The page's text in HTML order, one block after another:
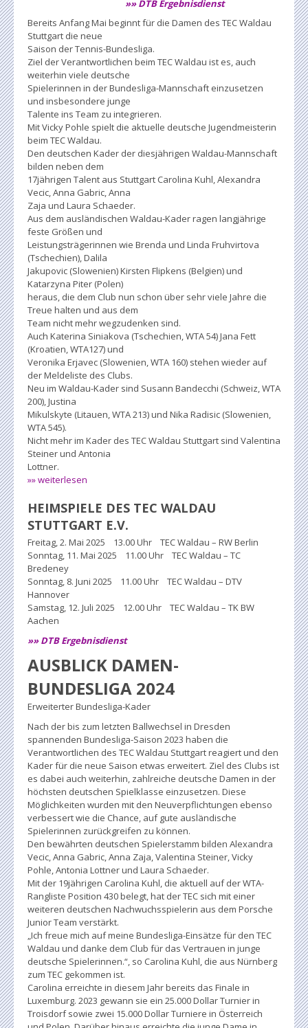
»» DTB Ergebnisdienst
Bereits Anfang Mai beginnt für die Damen des TEC Waldau
Stuttgart die neue
Saison der Tennis-Bundesliga.
Ziel der Verantwortlichen beim TEC Waldau ist es, auch
weiterhin viele deutsche
Spielerinnen in der Bundesliga-Mannschaft einzusetzen
und insbesondere junge
Talente ins Team zu integrieren.
Mit Vicky Pohle spielt die aktuelle deutsche Jugendmeisterin
beim TEC Waldau.
Den deutschen Kader der diesjährigen Waldau-Mannschaft
bilden neben dem
17jährigen Talent aus Stuttgart Carolina Kuhl, Alexandra
Vecic, Anna Gabric, Anna
Zaja und Laura Schaeder.
Aus dem ausländischen Waldau-Kader ragen langjährige
feste Größen und
Leistungsträgerinnen wie Brenda und Linda Fruhvirtova
(Tschechien), Dalila
Jakupovic (Slowenien) Kirsten Flipkens (Belgien) und
Katarzyna Piter (Polen)
heraus, die dem Club nun schon über sehr viele Jahre die
Treue halten und aus dem
Team nicht mehr wegzudenken sind.
Auch Katerina Siniakova (Tschechien, WTA 54) Jana Fett
(Kroatien, WTA127) und
Veronika Erjavec (Slowenien, WTA 160) stehen wieder auf
der Meldeliste des Clubs.
Neu im Waldau-Kader sind Susann Bandecchi (Schweiz, WTA
200), Justina
Mikulskyte (Litauen, WTA 213) und Nika Radisic (Slowenien,
WTA 545).
Nicht mehr im Kader des TEC Waldau Stuttgart sind Valentina
Steiner und Antonia
Lottner.
»» weiterlesen
HEIMSPIELE DES TEC WALDAU
STUTTGART E.V.
Freitag, 2. Mai 2025 13.00 Uhr TEC Waldau – RW Berlin
Sonntag, 11. Mai 2025 11.00 Uhr TEC Waldau – TC
Bredeney
Sonntag, 8. Juni 2025 11.00 Uhr TEC Waldau – DTV
Hannover
Samstag, 12. Juli 2025 12.00 Uhr TEC Waldau – TK BW
Aachen
»» DTB Ergebnisdienst
AUSBLICK DAMEN-
BUNDESLIGA 2024
Erweiterter Bundesliga-Kader
Nach der bis zum letzten Ballwechsel in Dresden
spannenden Bundesliga-Saison 2023 haben die
Verantwortlichen des TEC Waldau Stuttgart reagiert und den
Kader für die neue Saison etwas erweitert. Ziel des Clubs ist
es dabei auch weiterhin, zahlreiche deutsche Damen in der
höchsten deutschen Spielklasse einzusetzen. Diese
Möglichkeiten wurden mit den Neuverpflichtungen ebenso
verbessert wie die Chance, auf gute ausländische
Spielerinnen zurückgreifen zu können.
Den bewährten deutschen Spielerstamm bilden Alexandra
Vecic, Anna Gabric, Anna Zaja, Valentina Steiner, Vicky
Pohle, Antonia Lottner und Laura Schaeder.
Mit der 19jährigen Carolina Kuhl, die aktuell auf der WTA-
Rangliste Position 430 belegt, hat der TEC sich mit einer
weiteren deutschen Nachwuchsspielerin aus dem Porsche
Junior Team verstärkt.
„Ich freue mich auf meine Bundesliga-Einsätze für den TEC
Waldau und danke dem Club für das Vertrauen in junge
deutsche Spielerinnen.“, so Carolina Kuhl, die aus Nürnberg
zum TEC gekommen ist.
Carolina erreichte in diesem Jahr bereits das Finale in
Luxemburg. 2023 gewann sie ein 25.000 Dollar Turnier in
Troisdorf sowie zwei 15.000 Dollar Turniere in Österreich